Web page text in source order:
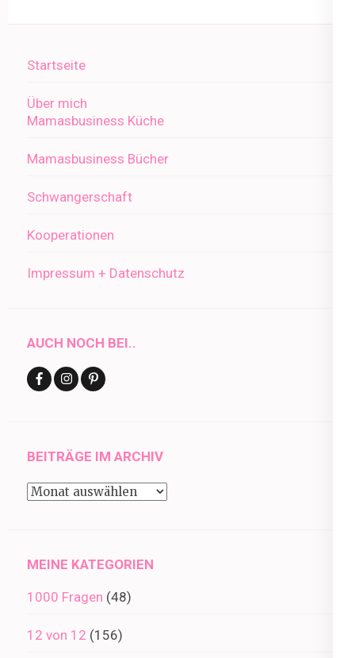
Startseite
Über mich
Mamasbusiness Küche
Mamasbusiness Bücher
Schwangerschaft
Kooperationen
Impressum + Datenschutz
AUCH NOCH BEI..
BEITRÄGE IM ARCHIV
Beiträge
MEINE KATEGORIEN
1000 Fragen (48)
12 von 12 (156)